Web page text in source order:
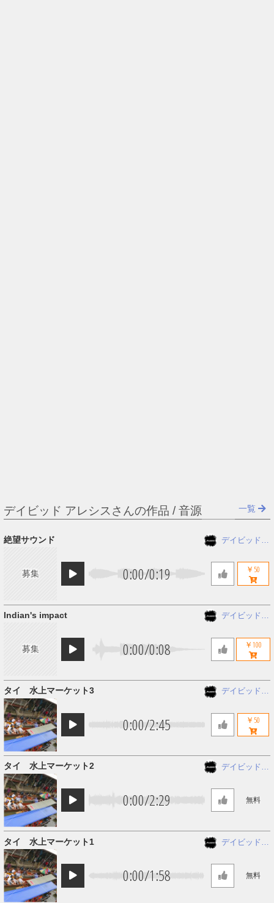
デイビッド アレシスさんの作品 / 音源 一覧
募集 0:00/0:19
絶望サウンド
デイビッド
￥50
募集 0:00/0:08
Indian's impact
デイビッド
￥100
0:00/2:45
タイ 水上マーケット3
デイビッド
￥50
0:00/2:29
タイ 水上マーケット2
デイビッド
無料
0:00/1:58
タイ 水上マーケット1
デイビッド
無料